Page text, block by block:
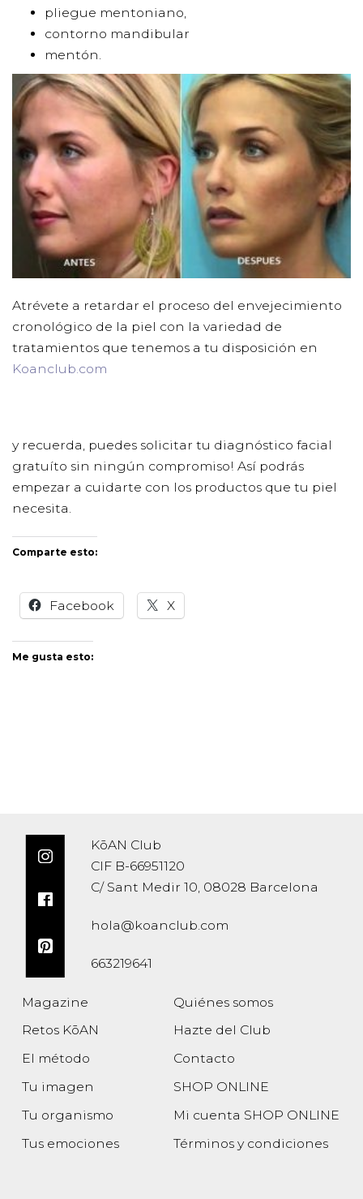
pliegue mentoniano,
contorno mandibular
mentón.
Atrévete a retardar el proceso del envejecimiento
cronológico de la piel con la variedad de
tratamientos que tenemos a tu disposición en
Koanclub.com
y recuerda, puedes solicitar tu diagnóstico facial
gratuíto sin ningún compromiso! Así podrás
empezar a cuidarte con los productos que tu piel
necesita.
Comparte esto:
Facebook X
Me gusta esto:
KōAN Club
CIF B-66951120
C/ Sant Medir 10, 08028 Barcelona
hola@koanclub.com
663219641
Magazine
Retos KōAN
El método
Tu imagen
Tu organismo
Tus emociones
Quiénes somos
Hazte del Club
Contacto
SHOP ONLINE
Mi cuenta SHOP ONLINE
Términos y condiciones